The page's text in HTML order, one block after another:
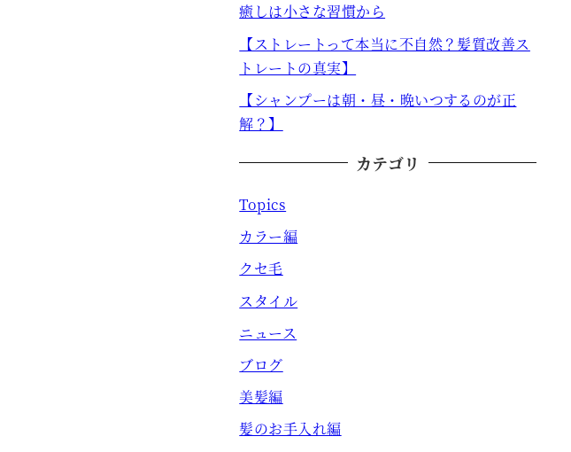
癒しは小さな習慣から
【ストレートって本当に不自然？髪質改善ス
トレートの真実】
【シャンプーは朝・昼・晩いつするのが正
解？】
カテゴリ
Topics
カラー編
クセ毛
スタイル
ニュース
ブログ
美髪編
髪のお手入れ編